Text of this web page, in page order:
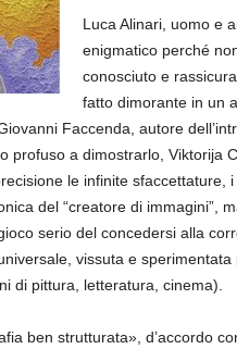
Luca Alinari, uomo e
enigmatico perché
conosciuto e
fattodimorante in un
Faccenda, autore
profuso a dimostrarlo, Viktorija
le infinite sfaccettature,
del “creatore di immagini”,
serio del concedersi alla
vissuta e sperimentata
di pittura, letteratura, cinema).
ben strutturata», d’accordo